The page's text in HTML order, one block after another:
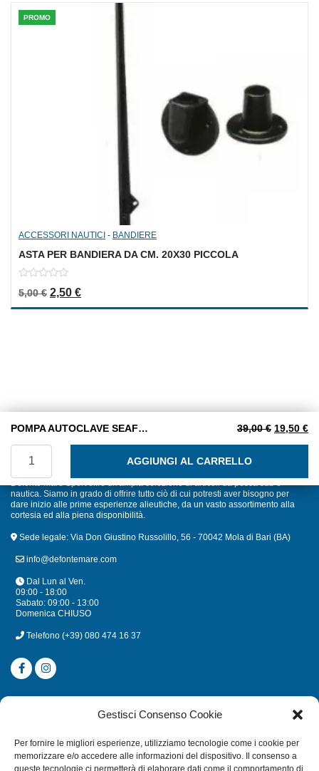
Gestisci Consenso Cookie
Per fornire le migliori esperienze, utilizziamo tecnologie come i cookie per
memorizzare e/o accedere alle informazioni del dispositivo. Il consenso a
queste tecnologie ci permetterà di elaborare dati come il comportamento di
PROMO
ACCESSORI NAUTICI - BANDIERE
ASTA PER BANDIERA DA CM. 20X30 PICCOLA
out
5,00€ Il prezzo originale era: 5,00 €.
2,50 €Il prezzo attuale è: 2,50 €.
POMPA AUTOCLAVE SEAFLO MINI 3.8L 12V 39,00€ Il prezzo
19,50 €Il
AGGIUNGI AL CARRELLO
nautica. Siamo in grado di offrire tutto ciò di cui potresti aver bisogno per
dare inizio alle prime esperienze alieutiche, da un vasto assortimento alla
cortesia ed alla piena disponibilità.
Sede legale: Via Don Giustino Russolillo, 56 - 70042 Mola di Bari (BA)
info@defontemare.com
Dal Lun al Ven.
09:00 - 18:00
Sabato: 09:00 - 13:00
Domenica CHIUSO
Telefono (+39) 080 474 16 37
CATEGORIE
MULINELLI